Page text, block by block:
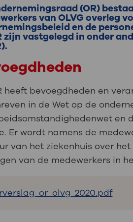
Uw
Uw
Werken
Contact
verder uit, zodat u zelf meer
helpen.
naar MijnOLVG
(OR)
van OLVG overleg
en de
zijn vastgelegd in onder
heeft bevoegdheden en
in de Wet op de
en
Er wordt namens de
van het ziekenhuis over
van de medewerkers in